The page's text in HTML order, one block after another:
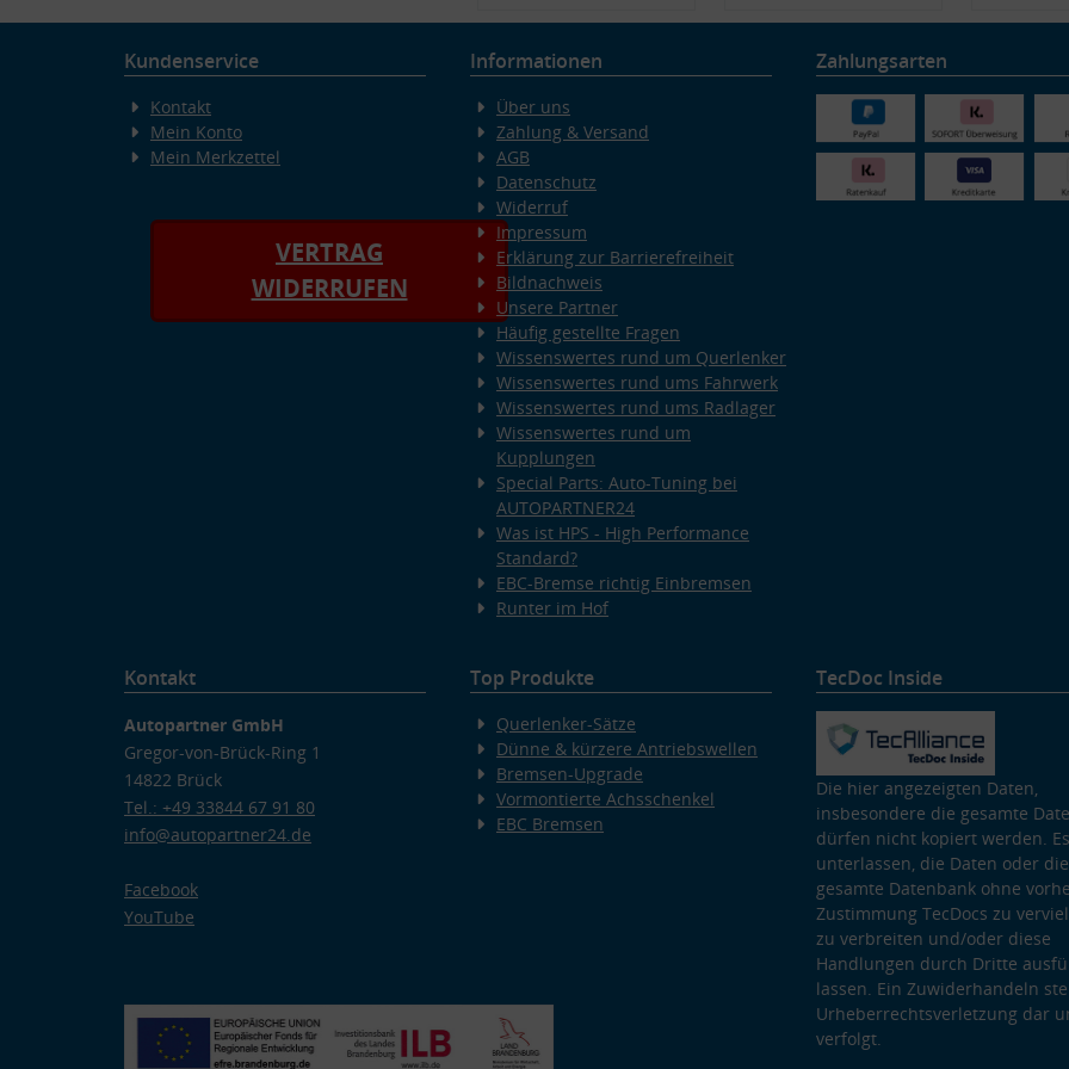
Kundenservice
Kontakt
Mein Konto
Mein Merkzettel
VERTRAG
WIDERRUFEN
Informationen
Über uns
Zahlung & Versand
AGB
Datenschutz
Widerruf
Impressum
Erklärung zur Barrierefreiheit
Bildnachweis
Unsere Partner
Häufig gestellte Fragen
Wissenswertes rund um Querlenker
Wissenswertes rund ums Fahrwerk
Wissenswertes rund ums Radlager
Wissenswertes rund um
Kupplungen
Special Parts: Auto-Tuning bei
AUTOPARTNER24
Was ist HPS - High Performance
Standard?
EBC-Bremse richtig Einbremsen
Runter im Hof
Zahlungsarten
Kontakt
Autopartner GmbH
Gregor-von-Brück-Ring 1
14822 Brück
Tel.: +49 33844 67 91 80
info@autopartner24.de
Facebook
YouTube
Top Produkte
Querlenker-Sätze
Dünne & kürzere Antriebswellen
Bremsen-Upgrade
Vormontierte Achsschenkel
EBC Bremsen
TecDoc Inside
Die hier angezeigten Daten,
insbesondere die gesamte
dürfen nicht kopiert werden.
unterlassen, die Daten oder die
gesamte Datenbank ohne
Zustimmung TecDocs zu
zu verbreiten und/oder diese
Handlungen durch Dritte
lassen. Ein Zuwiderhandeln
Urheberrechtsverletzung dar
verfolgt.